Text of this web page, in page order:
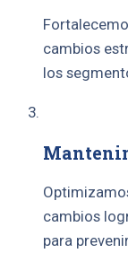
cambios
los
cambios
para